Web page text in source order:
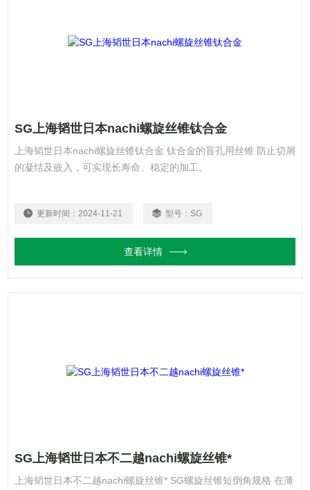
SG上海韬世日本nachi螺旋丝锥钛合金
上海韬世日本nachi螺旋丝锥钛合金 钛合金的盲孔用丝锥 防止切屑
的凝结及嵌入，可实现长寿命、稳定的加工。
更新时间： 2024-11-21 型号： SG
查看详情
SG上海韬世日本不二越nachi螺旋丝锥*
上海韬世日本不二越nachi螺旋丝锥* SG螺旋丝锥短倒角规格 在薄